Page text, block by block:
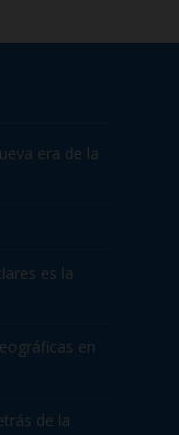
era de la
es la
en
de la